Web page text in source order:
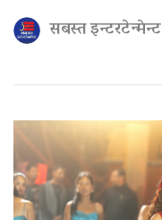
सबस्त इन्टरटेन्मेन्ट